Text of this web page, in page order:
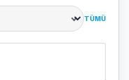
TÜMÜ